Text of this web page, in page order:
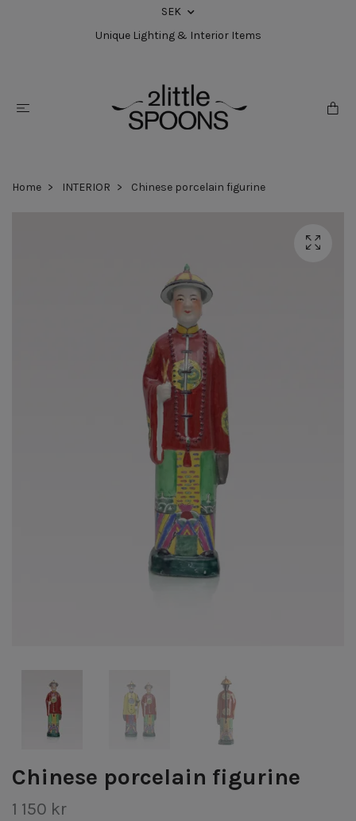
SEK
Unique Lighting & Interior Items
Home INTERIOR Chinese porcelain figurine
Chinese porcelain figurine
1 150 kr